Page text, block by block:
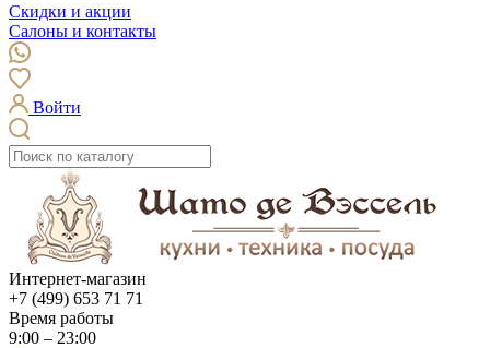
Скидки и акции
Салоны и контакты
Войти
Интернет-магазин
+7 (499) 653 71 71
Время работы
9:00 – 23:00